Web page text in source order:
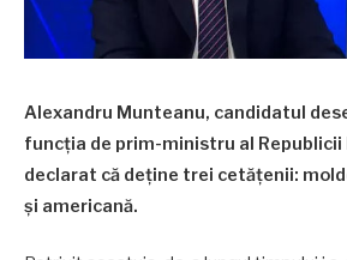
Alexandru Munteanu, candidatul
funcția de prim-ministru al Republicii
declarat că deține trei cetățenii:
și americană.